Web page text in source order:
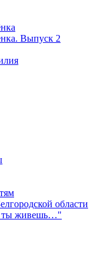
Выпуск 2
области
ты живешь…"